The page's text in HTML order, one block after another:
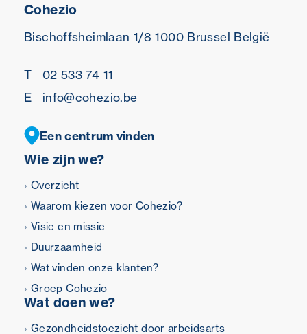
Wie zijn we?
Overzicht
Waarom kiezen voor Cohezio?
Visie en missie
Duurzaamheid
Wat vinden onze klanten?
Groep Cohezio
Wat doen we?
Gezondheidstoezicht door arbeidsarts
Cohezio
Bischoffsheimlaan 1/8 1000 Brussel België
T
02 533 74 11
E
info@cohezio.be
Een centrum vinden